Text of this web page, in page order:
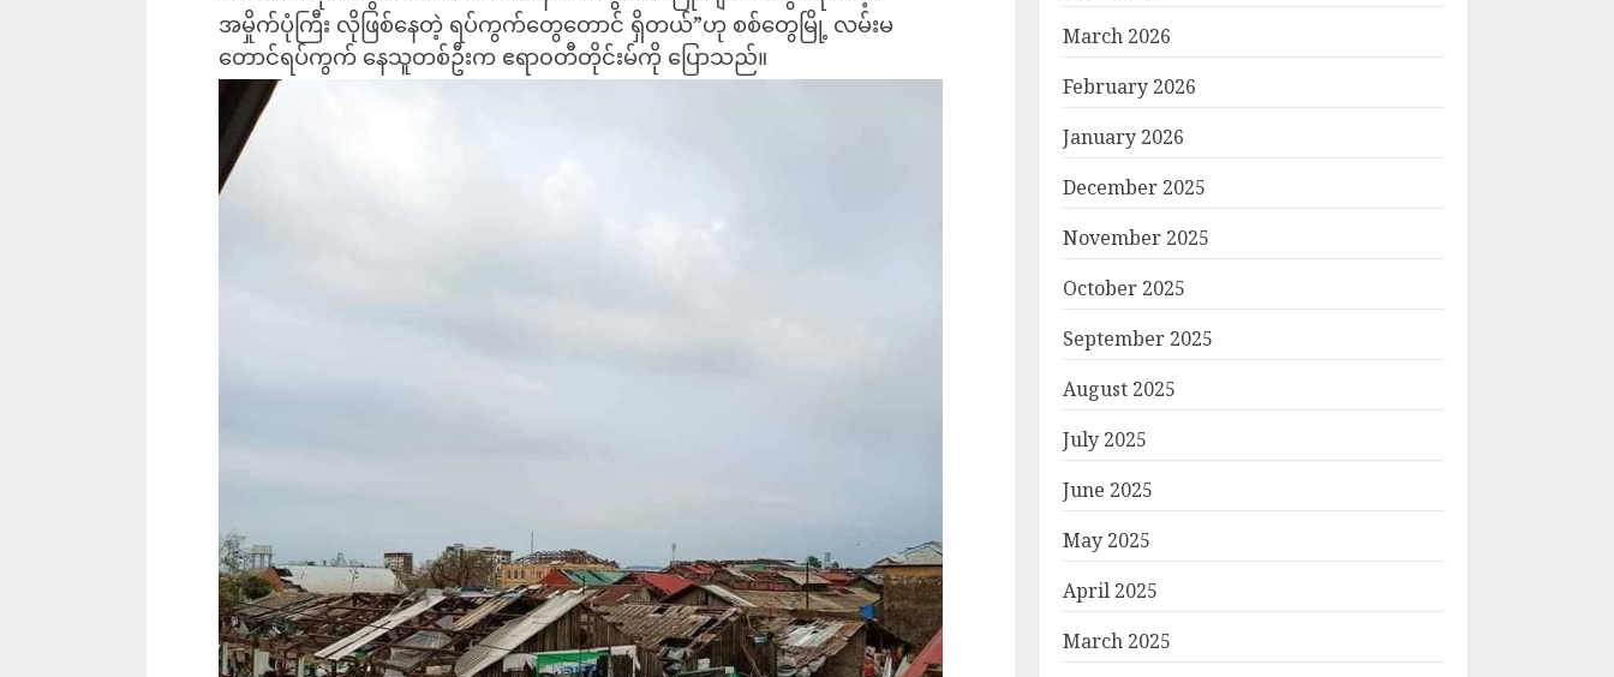
အမှိုက်ပုံကြီး လိုဖြစ်နေတဲ့ ရပ်ကွက်တွေတောင် ရှိတယ်”ဟု စစ်တွေမြို့ လမ်းမ
တောင်ရပ်ကွက် နေသူတစ်ဦးက ဧရာ၀တီတိုင်းမ်ကို ပြောသည်။
March 2026
February 2026
January 2026
December 2025
November 2025
October 2025
September 2025
August 2025
July 2025
June 2025
May 2025
April 2025
March 2025